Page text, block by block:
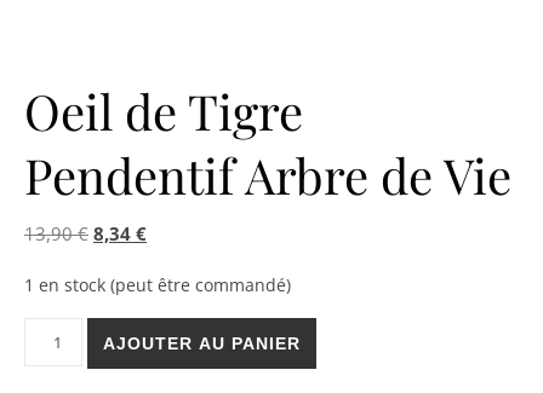
Oeil de Tigre
Pendentif Arbre de Vie
13,90€ Le prix initial était : 13,90 €.
8,34 €Le prix actuel est : 8,34 €.
1 en stock (peut être commandé)
AJOUTER AU PANIER